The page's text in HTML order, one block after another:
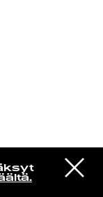
VIESTI
STUDIOON